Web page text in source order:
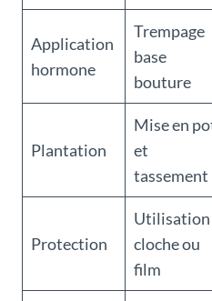
Application
hormone
Trempage
base
bouture
Plantation
Mise en
et
tassement
Protection
Utilisation
cloche ou
film